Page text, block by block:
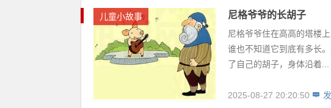
儿童小故事 尼格爷爷的长胡子
尼格爷爷住在高高的塔楼
谁也不知道它到底有多长
了自己的胡子，身体沿着...
2025-08-27 20:20:50